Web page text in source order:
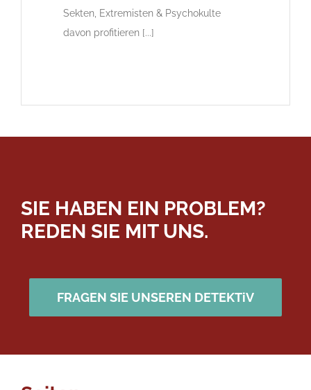
Sekten, Extremisten & Psychokulte
davon profitieren [...]
SIE HABEN EIN PROBLEM?
REDEN SIE MIT UNS.
FRAGEN SIE UNSEREN DETEKTiV